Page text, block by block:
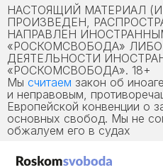
НАСТОЯЩИЙ МАТЕРИАЛ
ПРОИЗВЕДЕН,
НАПРАВЛЕН
«РОСКОМСВОБОДА» ЛИБО
ДЕЯТЕЛЬНОСТИ
«РОСКОМСВОБОДА». 18+
Мы считаем закон об
и неправовым,
Европейской конвенции о
основных свобод. Мы не
обжалуем его в судах